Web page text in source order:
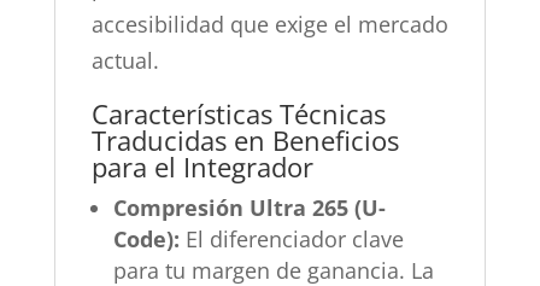
accesibilidad que exige el mercado
actual.
Características Técnicas
Traducidas en Beneficios
para el Integrador
Compresión Ultra 265 (U-
Code): El diferenciador clave
para tu margen de ganancia. La